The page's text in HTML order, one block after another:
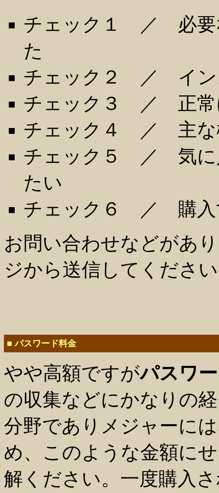
チェック１ ／ 必要
た
チェック２ ／ イン
チェック３ ／ 正常
チェック４ ／ 主な
チェック５ ／ 気に
たい
チェック６ ／ 購入
お問い合わせなどがあ
ジから送信してくださ
■ パスワード料金
やや高額ですがパスワ
の収集などにかなりの
分野でありメジャーに
め、このような金額に
解ください。一度購入